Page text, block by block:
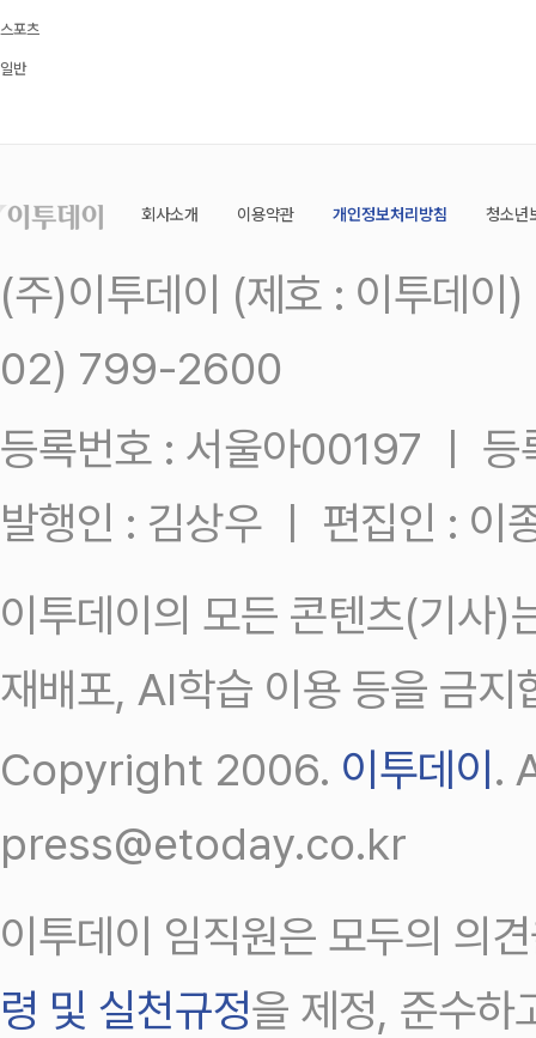
스포츠
일반
회사소개 이용약관 개인정보처리방침 청소년
(주)이투데이 (제호 : 이투데
02) 799-2600
등록번호 : 서울아00197 ㅣ
발행인 : 김상우 ㅣ 편집인 : 이
이투데이의 모든 콘텐츠(기사)
재배포, AI학습 이용 등을 금지
Copyright 2006. 이투데이.
press@etoday.co.kr
이투데이 임직원은 모두의 의
령 및 실천규정을 제정, 준수하